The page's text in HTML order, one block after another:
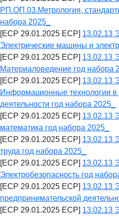
РП.ОП.03.Метрология,
набора 2025_
[ECP 29.01.2025 ECP] 13.02.13
Электрические машины и
[ECP 29.01.2025 ECP] 13.02.13
Материаловедение год набора
[ECP 29.01.2025 ECP] 13.02.13
Информационные технологии
деятельности год набора 2025_
[ECP 29.01.2025 ECP] 13.02.13
математика год набора 2025_
[ECP 29.01.2025 ECP] 13.02.13
труда год набора 2025_
[ECP 29.01.2025 ECP] 13.02.13
Электробезопасность год
[ECP 29.01.2025 ECP] 13.02.13
предпринимательской
[ECP 29.01.2025 ECP] 13.02.13